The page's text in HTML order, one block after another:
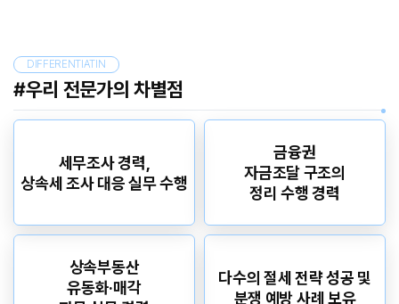
DIFFERENTIATIN
#우리 전문가의 차별점
세무조사 경력,
상속세 조사 대응 실무 수행
금융권
자금조달 구조의
정리 수행 경력
상속부동산
유동화·매각
다수의 절세 전략 성공 및
분쟁 예방 사례 보유